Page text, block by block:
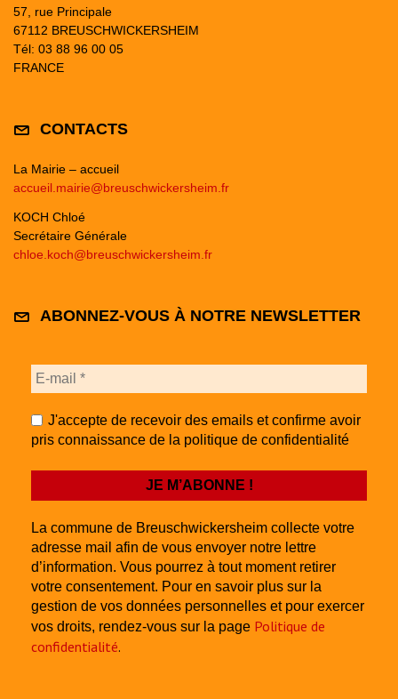
57, rue Principale
67112 BREUSCHWICKERSHEIM
Tél: 03 88 96 00 05
FRANCE
CONTACTS
La Mairie – accueil
accueil.mairie@breuschwickersheim.fr
KOCH Chloé
Secrétaire Générale
chloe.koch@breuschwickersheim.fr
ABONNEZ-VOUS À NOTRE NEWSLETTER
J'accepte de recevoir des emails et confirme avoir
pris connaissance de la politique de confidentialité
La commune de Breuschwickersheim collecte votre
adresse mail afin de vous envoyer notre lettre
d’information. Vous pourrez à tout moment retirer
votre consentement. Pour en savoir plus sur la
gestion de vos données personnelles et pour exercer
vos droits, rendez-vous sur la page Politique de
confidentialité.